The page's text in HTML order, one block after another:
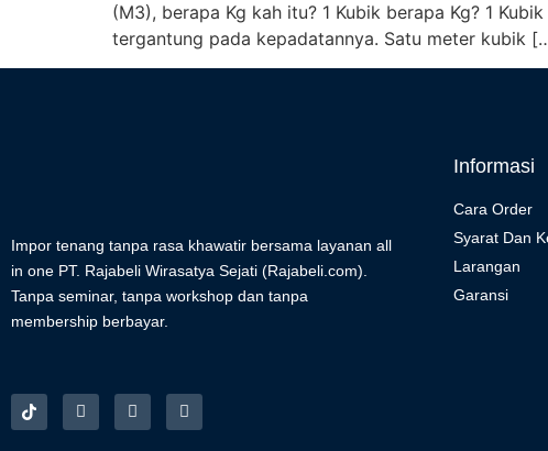
(M3), berapa Kg kah itu? 1 Kubik berapa Kg? 1
tergantung pada kepadatannya. Satu meter kubik
Impor tenang tanpa rasa khawatir bersama layanan all
in one PT. Rajabeli Wirasatya Sejati (Rajabeli.com).
Tanpa seminar, tanpa workshop dan tanpa
membership berbayar.
Informasi
Cara Order
Syarat Dan
Larangan
Garansi